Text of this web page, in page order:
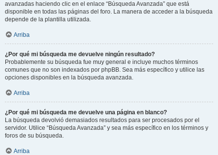
avanzadas haciendo clic en el enlace “Búsqueda Avanzada” que está
disponible en todas las páginas del foro. La manera de acceder a la búsqueda
depende de la plantilla utilizada.
Arriba
¿Por qué mi búsqueda me devuelve ningún resultado?
Probablemente su búsqueda fue muy general e incluye muchos términos
comunes que no son indexados por phpBB. Sea más específico y utilice las
opciones disponibles en la búsqueda avanzada.
Arriba
¿Por qué mi búsqueda me devuelve una página en blanco?
La búsqueda devolvió demasiados resultados para ser procesados por el
servidor. Utilice “Búsqueda Avanzada” y sea más específico en los términos y
foros de su búsqueda.
Arriba